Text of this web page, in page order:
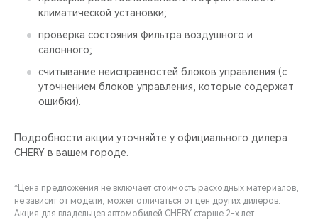
климатической установки;
проверка состояния фильтра воздушного и
салонного;
считывание неисправностей блоков управления (с
уточнением блоков управления, которые содержат
ошибки).
Подробности акции уточняйте у официального дилера
CHERY в вашем городе.
*Цена предложения не включает стоимость расходных материалов,
не зависит от модели, может отличаться от цен других дилеров.
Акция для владельцев автомобилей CHERY старше 2-х лет.